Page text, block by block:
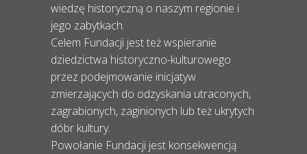
wiedzę historyczną o naszym regionie i
jego zabytkach.
Celem Fundacji jest też wspieranie
dziedzictwa historyczno-kulturowego
przez podejmowanie inicjatyw
zmierzających do odzyskania utraconych,
zagrabionych, zaginionych lub też ukrytych
dóbr kultury.
Powołanie Fundacji jest konsekwencją